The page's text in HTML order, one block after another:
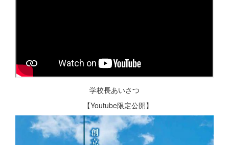
学校長あいさつ
【Youtube限定公開】